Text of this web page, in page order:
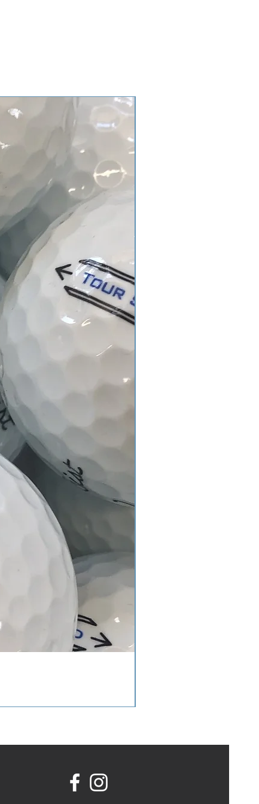
kommen nicht vor.
AA/A sind für
Bälle haben deutlichen
Bläschen auf der Oberfläche,
Verschmutzungen können
auch vorkommen.